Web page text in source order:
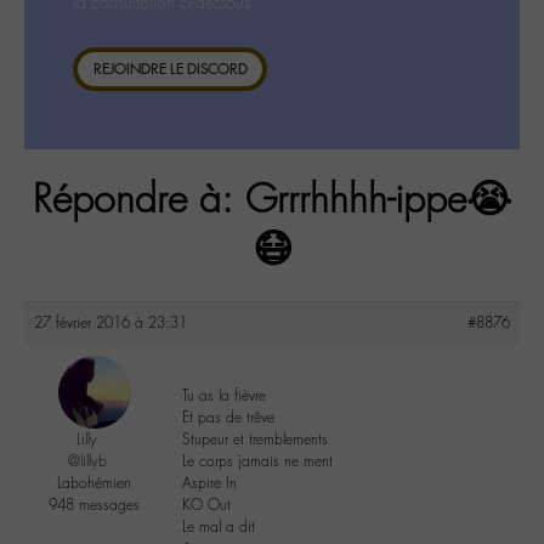
REJOINDRE LE DISCORD
Répondre à: Grrrhhhh-ippe😭
😷
27 février 2016 à 23:31 #8876
Lilly
@lillyb
Labohémien
948 messages
Tu as la fièvre
Et pas de trêve
Stupeur et tremblements
Le corps jamais ne ment
Aspire In
KO Out
Le mal a dit